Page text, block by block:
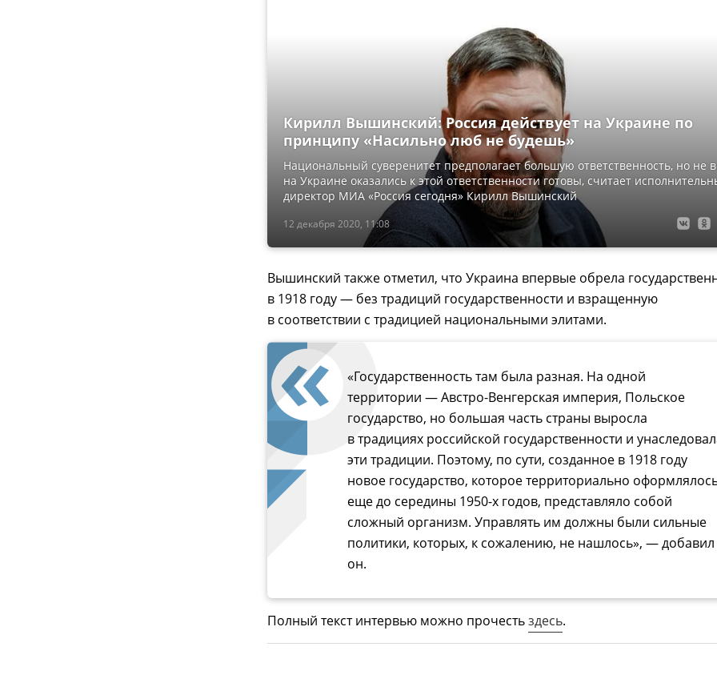
12 декабря 2020, 11:08
Кирилл Вышинский: Россия действует на Украине по
принципу «Насильно люб не будешь»
Национальный суверенитет предполагает большую ответственность, но не
на Украине оказались к этой ответственности готовы, считает
директор МИА «Россия сегодня» Кирилл Вышинский
Вышинский также отметил, что Украина впервые обрела
в 1918 году — без традиций государственности и взращенную
в соответствии с традицией национальными элитами.
«Государственность там была разная. На одной
территории — Австро-Венгерская империя, Польское
государство, но большая часть страны выросла
в традициях российской государственности и
эти традиции. Поэтому, по сути, созданное в 1918 году
новое государство, которое территориально
еще до середины 1950-х годов, представляло собой
сложный организм. Управлять им должны были сильные
политики, которых, к сожалению, не нашлось», — добавил
он.
Полный текст интервью можно прочестьздесь.